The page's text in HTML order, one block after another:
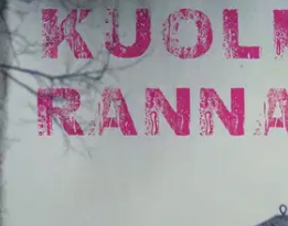
Ei saatavilla
Tuotekuvaus